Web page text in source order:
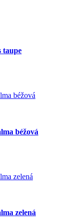
taupe
béžová
zelená